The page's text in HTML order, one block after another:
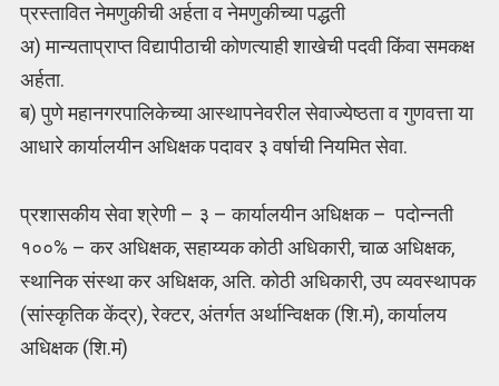
प्रस्तावित नेमणुकीची अर्हता व नेमणुकीच्या पद्धती
अ) मान्यताप्राप्त विद्यापीठाची कोणत्याही शाखेची पदवी किंवा समकक्ष
अर्हता.
ब) पुणे महानगरपालिकेच्या आस्थापनेवरील सेवाज्येष्ठता व गुणवत्ता या
आधारे कार्यालयीन अधिक्षक पदावर ३ वर्षाची नियमित सेवा.
प्रशासकीय सेवा श्रेणी – ३ – कार्यालयीन अधिक्षक – पदोन्नती
१००% – कर अधिक्षक, सहाय्यक कोठी अधिकारी, चाळ अधिक्षक,
स्थानिक संस्था कर अधिक्षक, अति. कोठी अधिकारी, उप व्यवस्थापक
(सांस्कृतिक केंद्र), रेक्टर, अंतर्गत अर्थान्विक्षक (शि.मं), कार्यालय
अधिक्षक (शि.मं)